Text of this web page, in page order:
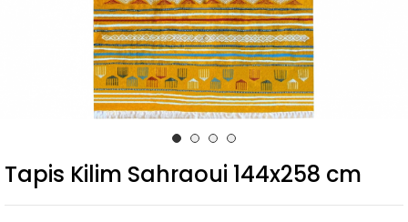
Tapis Kilim Sahraoui 144x258 cm